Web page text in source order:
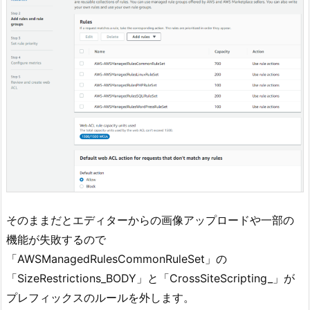
そのままだとエディターからの画像アップロードや一部の
機能が失敗するので
「AWSManagedRulesCommonRuleSet」の
「SizeRestrictions_BODY」と「CrossSiteScripting_」が
プレフィックスのルールを外します。